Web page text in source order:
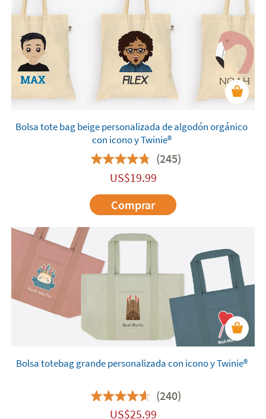
Bolsa tote bag beige personalizada de algodón orgánico
con icono y Twinie®️
(245)
US$19.99
Comprar
Bolsa totebag grande personalizada con icono y Twinie®
(240)
US$25.99